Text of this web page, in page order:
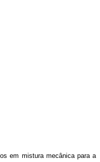
em mistura mecânica para a